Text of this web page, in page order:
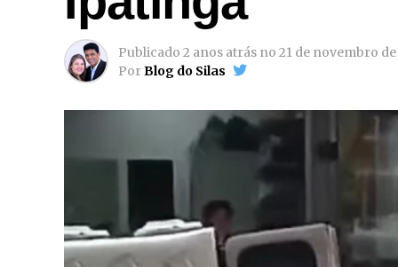
Publicado 2 anos atrás no 21 de novembro
PorBlog do Silas